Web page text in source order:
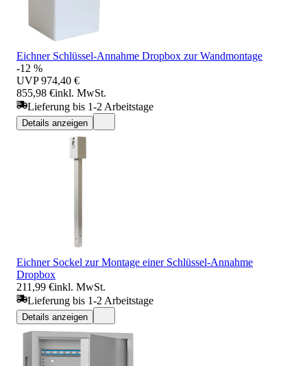
Eichner Schlüssel-Annahme Dropbox zur Wandmontage
-12 %
UVP 974,40 €
855,98 €inkl. MwSt.
Lieferung bis 1-2 Arbeitstage
Details anzeigen
Eichner Sockel zur Montage einer Schlüssel-Annahme
Dropbox
211,99 €inkl. MwSt.
Lieferung bis 1-2 Arbeitstage
Details anzeigen